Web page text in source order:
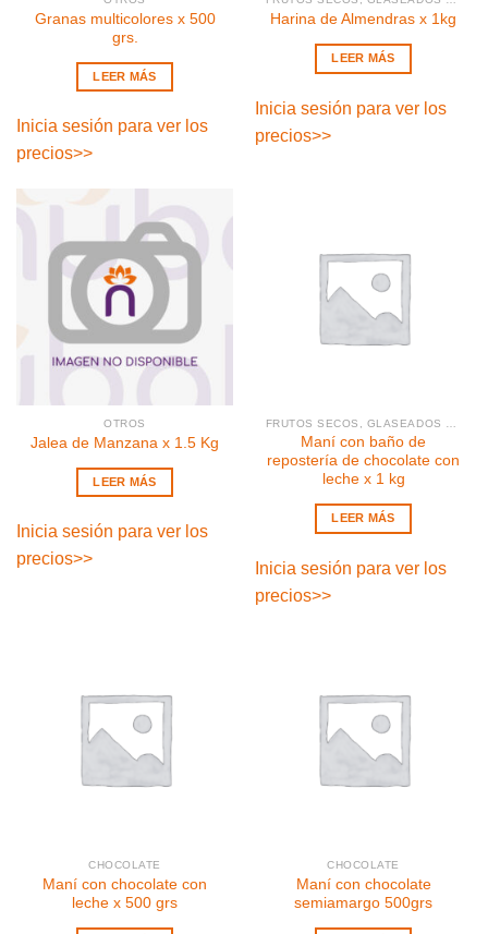
Granas multicolores x 500
grs.
LEER MÁS
Inicia sesión para ver los
precios>>
Harina de Almendras x 1kg
LEER MÁS
Inicia sesión para ver los
precios>>
OTROS
Jalea de Manzana x 1.5 Kg
LEER MÁS
Inicia sesión para ver los
precios>>
Maní con baño de
repostería de chocolate con
leche x 1 kg
LEER MÁS
Inicia sesión para ver los
precios>>
CHOCOLATE
Maní con chocolate con
leche x 500 grs
CHOCOLATE
Maní con chocolate
semiamargo 500grs